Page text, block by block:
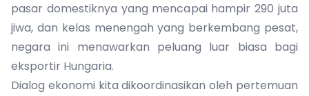
pasar domestiknya yang mencapai hampir 290 juta
jiwa, dan kelas menengah yang berkembang pesat,
negara ini menawarkan peluang luar biasa bagi
eksportir Hungaria.
Dialog ekonomi kita dikoordinasikan oleh pertemuan